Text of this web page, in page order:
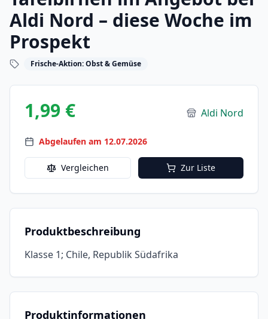
Aldi Nord – diese Woche im
Prospekt
Frische-Aktion: Obst & Gemüse
1,99 € Aldi Nord
Abgelaufen am 12.07.2026
Vergleichen Zur Liste
Produktbeschreibung
Klasse 1; Chile, Republik Südafrika
Produktinformationen